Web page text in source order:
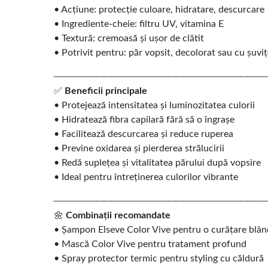
• Acțiune: protecție culoare, hidratare, descurcare
• Ingrediente-cheie: filtru UV, vitamina E
• Textură: cremoasă și ușor de clătit
• Potrivit pentru: păr vopsit, decolorat sau cu
✅ Beneficii principale
• Protejează intensitatea și luminozitatea culorii
• Hidratează fibra capilară fără să o îngrașe
• Facilitează descurcarea și reduce ruperea
• Previne oxidarea și pierderea strălucirii
• Redă suplețea și vitalitatea părului după vopsire
• Ideal pentru întreținerea culorilor vibrante
🌼 Combinații recomandate
• Șampon Elseve Color Vive pentru o curățare
• Mască Color Vive pentru tratament profund
• Spray protector termic pentru styling cu căldură